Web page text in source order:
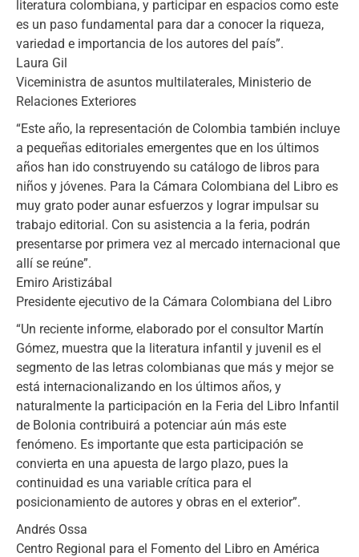
literatura colombiana, y participar en espacios como este
es un paso fundamental para dar a conocer la riqueza,
variedad e importancia de los autores del país”.
Laura Gil
Viceministra de asuntos multilaterales, Ministerio de
Relaciones Exteriores
“Este año, la representación de Colombia también incluye
a pequeñas editoriales emergentes que en los últimos
años han ido construyendo su catálogo de libros para
niños y jóvenes. Para la Cámara Colombiana del Libro es
muy grato poder aunar esfuerzos y lograr impulsar su
trabajo editorial. Con su asistencia a la feria, podrán
presentarse por primera vez al mercado internacional que
allí se reúne”.
Emiro Aristizábal
Presidente ejecutivo de la Cámara Colombiana del Libro
“Un reciente informe, elaborado por el consultor Martín
Gómez, muestra que la literatura infantil y juvenil es el
segmento de las letras colombianas que más y mejor se
está internacionalizando en los últimos años, y
naturalmente la participación en la Feria del Libro Infantil
de Bolonia contribuirá a potenciar aún más este
fenómeno. Es importante que esta participación se
convierta en una apuesta de largo plazo, pues la
continuidad es una variable crítica para el
posicionamiento de autores y obras en el exterior”.
Andrés Ossa
Centro Regional para el Fomento del Libro en América